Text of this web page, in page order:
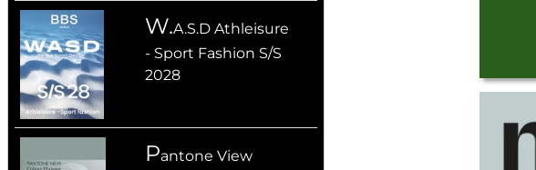
W.A.S.D Athleisure
- Sport Fashion S/S
2028
Pantone View